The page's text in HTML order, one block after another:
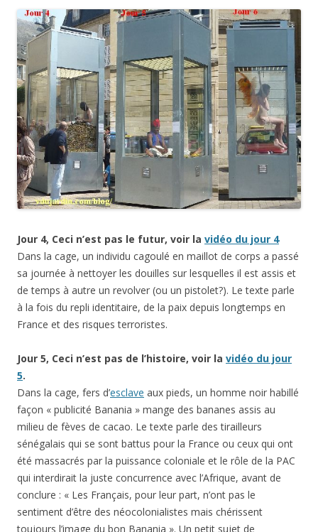
Jour 4, Ceci n’est pas le futur, voir la vidéo du jour 4
Dans la cage, un individu cagoulé en maillot de corps a passé
sa journée à nettoyer les douilles sur lesquelles il est assis et
de temps à autre un revolver (ou un pistolet?). Le texte parle
à la fois du repli identitaire, de la paix depuis longtemps en
France et des risques terroristes.
Jour 5, Ceci n’est pas de l’histoire, voir la vidéo du jour
5.
Dans la cage, fers d’esclave aux pieds, un homme noir habillé
façon « publicité Banania » mange des bananes assis au
milieu de fèves de cacao. Le texte parle des tirailleurs
sénégalais qui se sont battus pour la France ou ceux qui ont
été massacrés par la puissance coloniale et le rôle de la PAC
qui interdirait la juste concurrence avec l’Afrique, avant de
conclure : « Les Français, pour leur part, n’ont pas le
sentiment d’être des néocolonialistes mais chérissent
toujours l’image du bon Banania ». Un petit sujet de